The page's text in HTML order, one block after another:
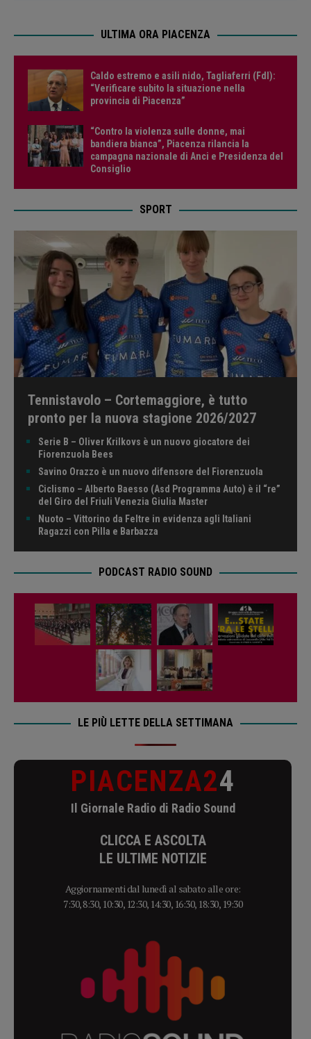
ULTIMA ORA PIACENZA
Caldo estremo e asili nido, Tagliaferri (FdI):
“Verificare subito la situazione nella
provincia di Piacenza”
“Contro la violenza sulle donne, mai
bandiera bianca”, Piacenza rilancia la
campagna nazionale di Anci e Presidenza del
Consiglio
SPORT
Tennistavolo – Cortemaggiore, è tutto
pronto per la nuova stagione 2026/2027
Serie B – Oliver Krilkovs è un nuovo giocatore dei
Fiorenzuola Bees
Savino Orazzo è un nuovo difensore del Fiorenzuola
Ciclismo – Alberto Baesso (Asd Programma Auto) è il “re”
del Giro del Friuli Venezia Giulia Master
Nuoto – Vittorino da Feltre in evidenza agli Italiani
Ragazzi con Pilla e Barbazza
PODCAST RADIO SOUND
LE PIÙ LETTE DELLA SETTIMANA
PIACENZA24
Il Giornale Radio di Radio Sound
CLICCA E ASCOLTA
LE ULTIME NOTIZIE
Aggiornamenti dal lunedì al sabato alle ore:
7:30, 8:30, 10:30, 12:30, 14:30, 16:30, 18:30, 19:30